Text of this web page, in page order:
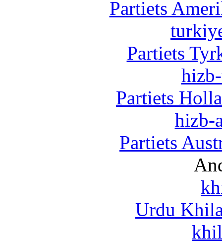
Partiets
Partiets
Partiets
hizb-
Partiets
Urdu